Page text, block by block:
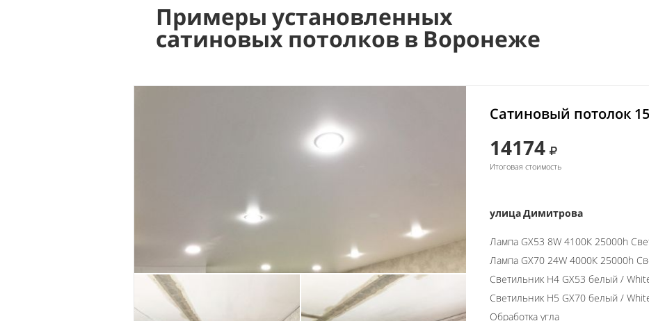
Примеры установленных
сатиновых потолков в Воронеже
Сатиновый потолок
14174
Итоговая стоимость
улица Димитрова
Лампа GX53 8W 4100К 25000h
Лампа GX70 24W 4000К 25000h
Светильник H4 GX53 белый /
Светильник H5 GX70 белый /
Обработка угла